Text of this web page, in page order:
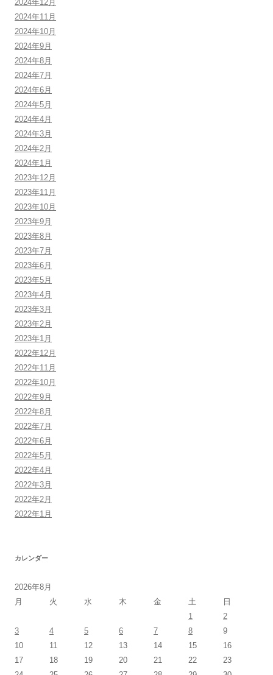
2024年12月
2024年11月
2024年10月
2024年9月
2024年8月
2024年7月
2024年6月
2024年5月
2024年4月
2024年3月
2024年2月
2024年1月
2023年12月
2023年11月
2023年10月
2023年9月
2023年8月
2023年7月
2023年6月
2023年5月
2023年4月
2023年3月
2023年2月
2023年1月
2022年12月
2022年11月
2022年10月
2022年9月
2022年8月
2022年7月
2022年6月
2022年5月
2022年4月
2022年3月
2022年2月
2022年1月
カレンダー
2026年8月
月
火 水 木 金 土
日
1
2
3
4 5 6 7 8
9
10
11 12 13 14 15
16
17
18 19 20 21 22
23